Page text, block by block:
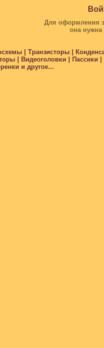
Для оформления
она
| Транзисторы |
| Видеоголовки |
и другое...